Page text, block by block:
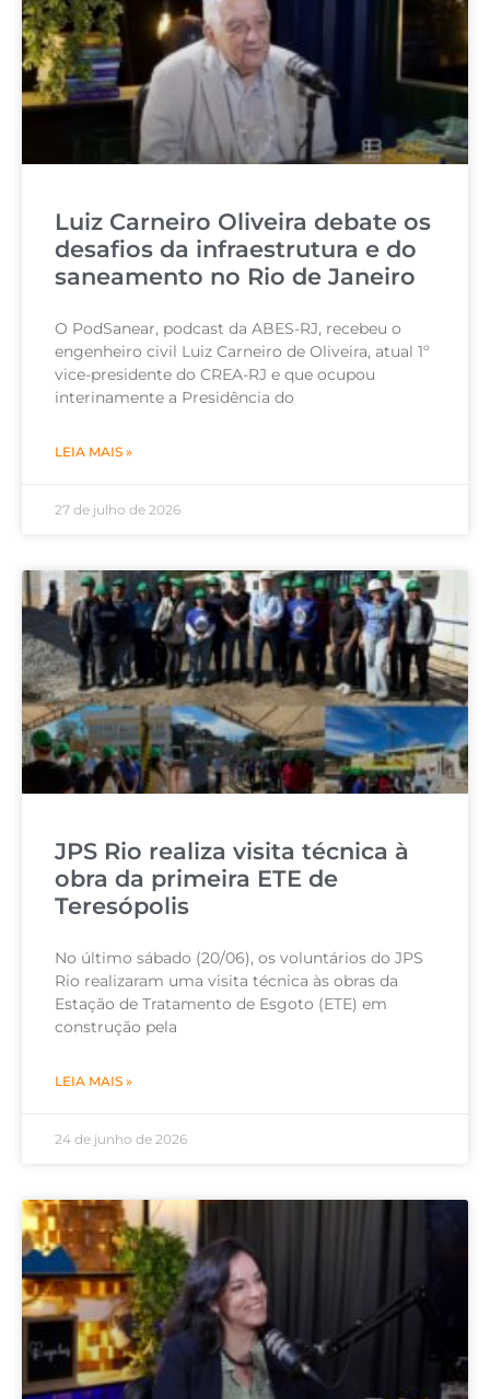
Luiz Carneiro Oliveira debate os
desafios da infraestrutura e do
saneamento no Rio de Janeiro
O PodSanear, podcast da ABES-RJ, recebeu o
engenheiro civil Luiz Carneiro de Oliveira, atual 1º
vice-presidente do CREA-RJ e que ocupou
interinamente a Presidência do
LEIA MAIS »
27 de julho de 2026
JPS Rio realiza visita técnica à
obra da primeira ETE de
Teresópolis
No último sábado (20/06), os voluntários do JPS
Rio realizaram uma visita técnica às obras da
Estação de Tratamento de Esgoto (ETE) em
construção pela
LEIA MAIS »
24 de junho de 2026